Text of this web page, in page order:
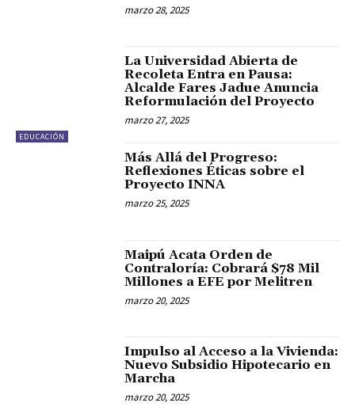
marzo 28, 2025
EDUCACIÓN
La Universidad Abierta de
Recoleta Entra en Pausa:
Alcalde Fares Jadue Anuncia
Reformulación del Proyecto
marzo 27, 2025
Más Allá del Progreso:
Reflexiones Éticas sobre el
Proyecto INNA
marzo 25, 2025
Maipú Acata Orden de
Contraloría: Cobrará $78 Mil
Millones a EFE por Melitren
marzo 20, 2025
Impulso al Acceso a la Vivienda:
Nuevo Subsidio Hipotecario en
Marcha
marzo 20, 2025